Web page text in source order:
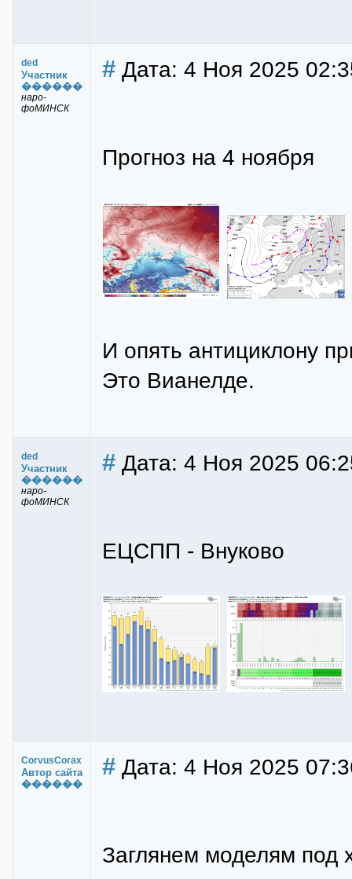
ded
Участник
������
наро-
фоМИНСК
# Дата: 4 Ноя 2025
Прогноз на 4 ноября
И опять антициклону
Это Вианелде.
ded
Участник
������
наро-
фоМИНСК
# Дата: 4 Ноя 2025
ЕЦСПП - Внуково
CorvusCorax
Автор сайта
������
# Дата: 4 Ноя 2025
Заглянем моделям под